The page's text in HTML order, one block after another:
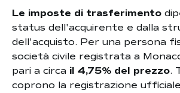
Le imposte di trasferimento
status dell'acquirente e dalla
dell'acquisto. Per una persona
società civile registrata a
pari a circa il 4,75% del prezzo.
coprono la registrazione